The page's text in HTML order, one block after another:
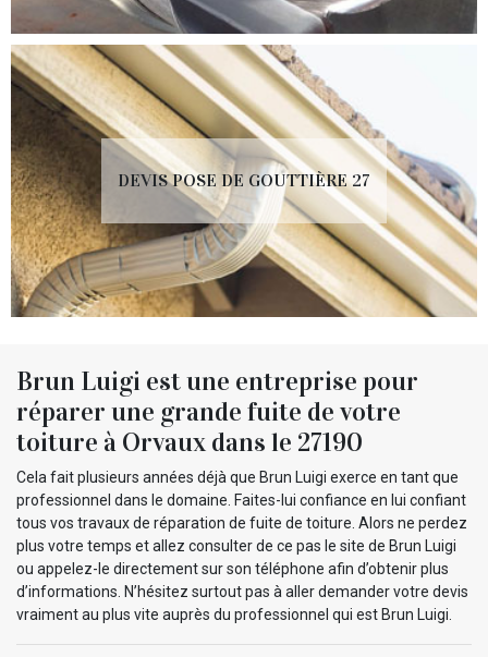
DEVIS POSE DE GOUTTIÈRE 27
Brun Luigi est une entreprise pour
réparer une grande fuite de votre
toiture à Orvaux dans le 27190
Cela fait plusieurs années déjà que Brun Luigi exerce en tant que
professionnel dans le domaine. Faites-lui confiance en lui confiant
tous vos travaux de réparation de fuite de toiture. Alors ne perdez
plus votre temps et allez consulter de ce pas le site de Brun Luigi
ou appelez-le directement sur son téléphone afin d’obtenir plus
d’informations. N’hésitez surtout pas à aller demander votre devis
vraiment au plus vite auprès du professionnel qui est Brun Luigi.